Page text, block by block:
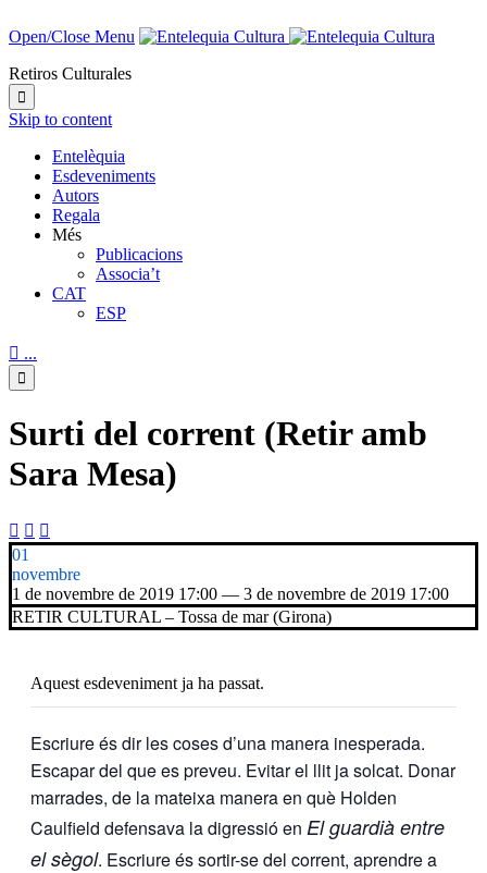
Open/Close Menu
Retiros Culturales

Skip to content
Entelèquia
Esdeveniments
Autors
Regala
Més
Publicacions
Associa’t
CAT
ESP
 ...

Surti del corrent (Retir amb
Sara Mesa)
  
01
novembre
1 de novembre de 2019 17:00 — 3 de novembre de 2019 17:00
RETIR CULTURAL – Tossa de mar (Girona)
Aquest esdeveniment ja ha passat.
Escriure és dir les coses d’una manera inesperada.
Escapar del que es preveu. Evitar el llit ja solcat. Donar
marrades, de la mateixa manera en què Holden
Caulfield defensava la digressió en El guardià entre
el sègol. Escriure és sortir-se del corrent, aprendre a